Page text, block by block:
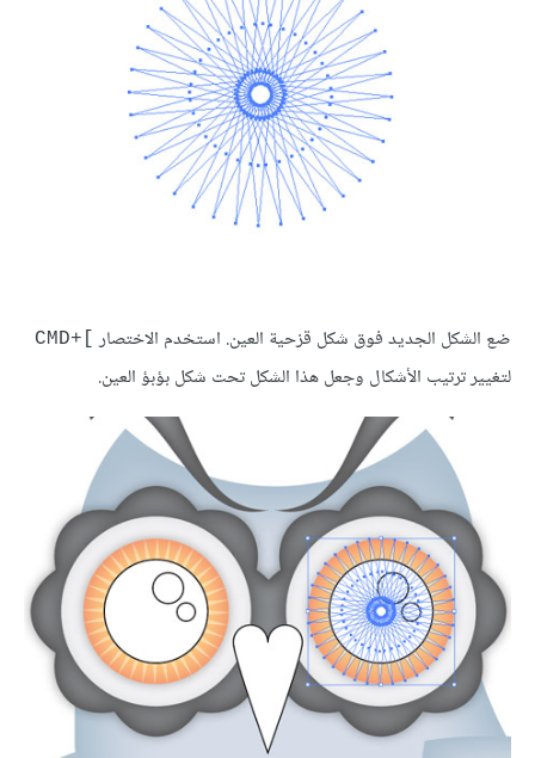
ضع الشكل الجديد فوق شكل قزحية العين. استخدم الاختصار ]+CMD
لتغيير ترتيب الأشكال وجعل هذا الشكل تحت شكل بؤبؤ العين.